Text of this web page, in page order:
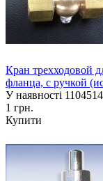
Кран трехходовой
фланца, с ручкой
У наявності
1 грн.
Купити